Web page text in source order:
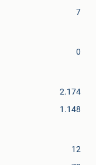
7
0
2.174
1.148
12